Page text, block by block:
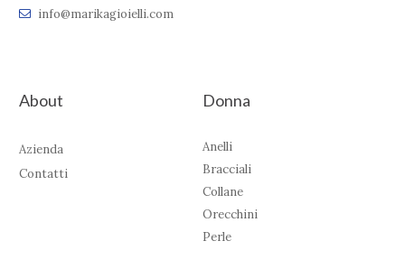
info@marikagioielli.com
About
Azienda
Contatti
Donna
Anelli
Bracciali
Collane
Orecchini
Perle